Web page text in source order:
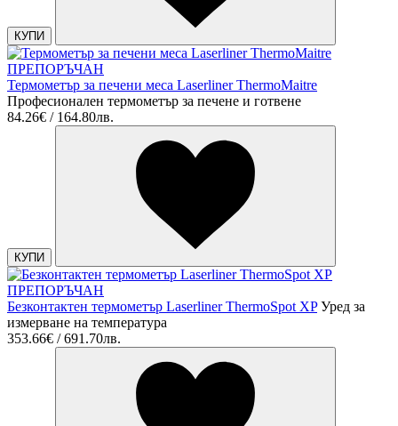
КУПИ
ПРЕПОРЪЧАН
Термометър за печени меса Laserliner ThermoMaitre
Професионален термометър за печене и готвене
84.26€ / 164.80лв.
КУПИ
ПРЕПОРЪЧАН
Безконтактен термометър Laserliner ThermoSpot XP Уред за
измерване на температура
353.66€ / 691.70лв.